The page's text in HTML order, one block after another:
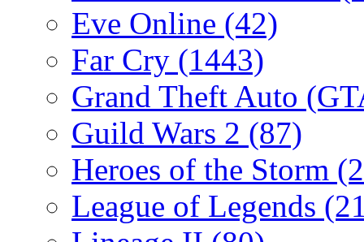
Eve Online (42)
Far Cry (1443)
Grand Theft Auto
Guild Wars 2 (87)
Heroes of the Storm
League of Legends